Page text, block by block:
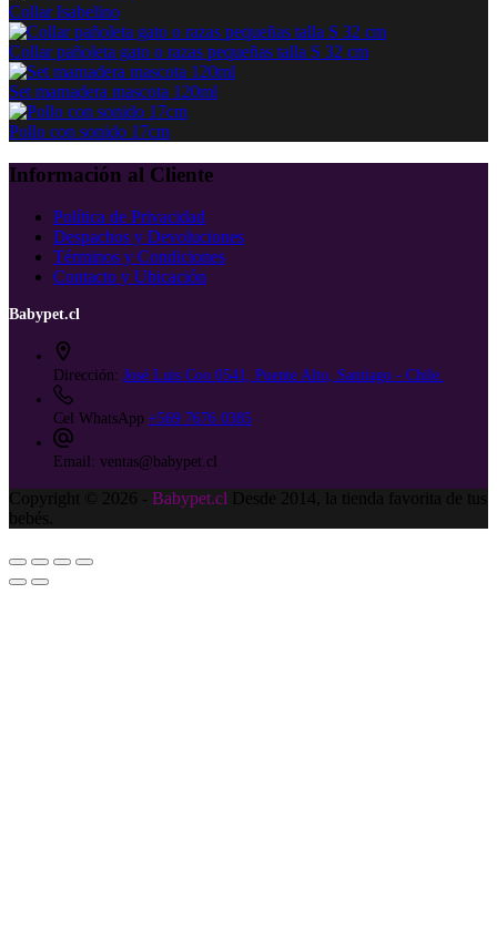
producto
opciones
se
pueden
elegir
en
página
de
producto
Collar Isabelino
Collar pañoleta gato o razas pequeñas talla S 32 cm
Set mamadera mascota 120ml
Pollo con sonido 17cm
Información al Cliente
Política de Privacidad
Despachos y Devoluciones
Términos y Condiciones
Contacto y Ubicación
Babypet.cl
Dirección: José Luis Coo 0541, Puente Alto, Santiago - Chile.
Cel WhatsApp +569 7676 0385
Email: ventas@babypet.cl
Copyright © 2026 - Babypet.cl Desde 2014, la tienda favorita de tus
bebés.